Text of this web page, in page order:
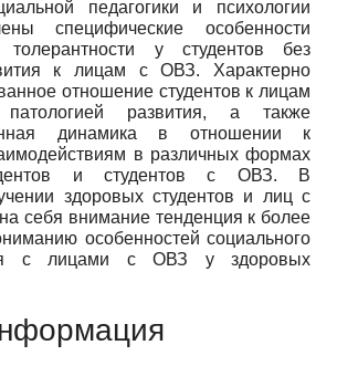
педагогики и психологии
специфические особенности
толерантности у студентов без
к лицам с ОВЗ. Характерно
отношение студентов к лицам
развития, а также
динамика в отношении к
в различных формах
и студентов с ОВЗ. В
здоровых студентов и лиц с
себя внимание тенденция к более
особенностей социального
с лицами с ОВЗ у здоровых